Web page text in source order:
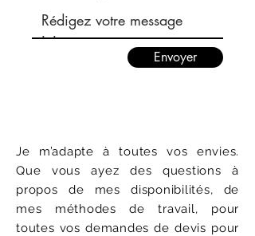
Envoyer
Je m’adapte à toutes vos envies.
Que vous ayez des questions à
propos de mes disponibilités, de
mes méthodes de travail, pour
toutes vos demandes de devis pour